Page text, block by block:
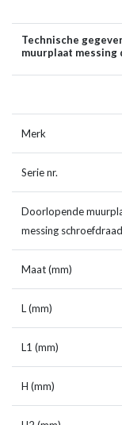
Technische
muurplaat messing
Merk
Serie nr.
Doorlopende
messing schroefdraad
Maat (mm)
L (mm)
L1 (mm)
H (mm)